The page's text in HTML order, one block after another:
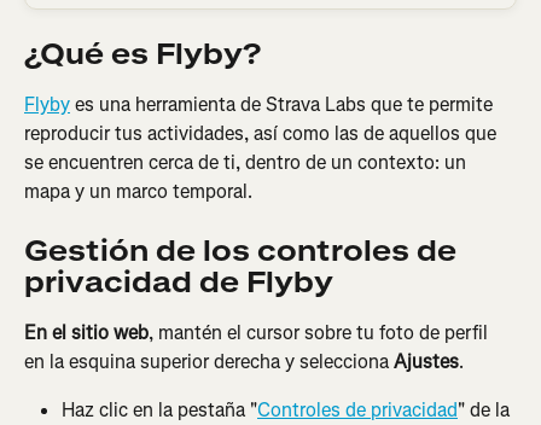
¿Qué es Flyby?
Flyby es una herramienta de Strava Labs que te permite
reproducir tus actividades, así como las de aquellos que
se encuentren cerca de ti, dentro de un contexto: un
mapa y un marco temporal.
Gestión de los controles de
privacidad de Flyby
En el sitio web, mantén el cursor sobre tu foto de perfil
en la esquina superior derecha y selecciona Ajustes.
Haz clic en la pestaña "Controles de privacidad" de la